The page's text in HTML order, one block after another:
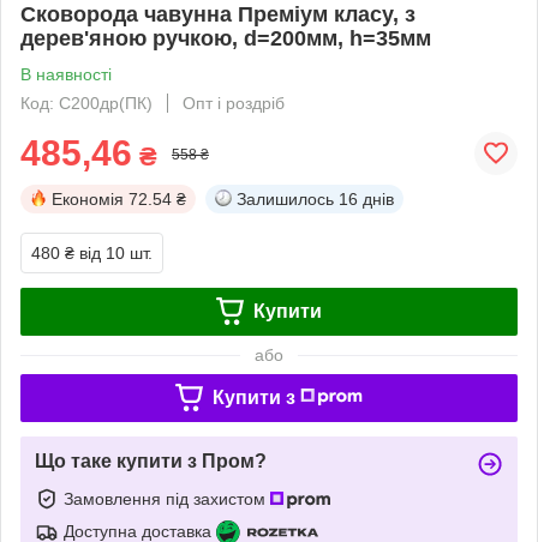
Сковорода чавунна Преміум класу, з
дерев'яною ручкою, d=200мм, h=35мм
В наявності
Код: С200др(ПК)
Опт і роздріб
485,46 ₴ 558 ₴
Економія 72.54 ₴ Залишилось 16 днів
480 ₴ від 10 шт.
Купити
або
Купити з
Що таке купити з Пром?
Замовлення під захистом
Доступна доставка